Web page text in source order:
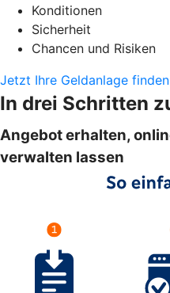
Konditionen
Sicherheit
Chancen und Risiken
Jetzt Ihre Geldanlage finden
In drei Schritten
Angebot erhalten,
verwalten lassen